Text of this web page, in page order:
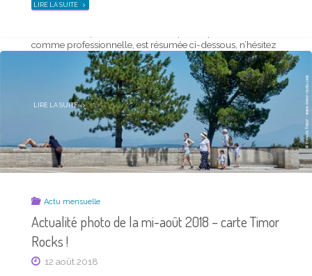
comme professionnelle, est résumée ci-dessous, n’hésitez
pas à en prendre connaissance et à suivre les liens… Ma
carte trimestrielle, ci-dessus en petit format, est aussi
téléchargeable en plus grand d’un …
LIRE LA SUITE"SAISON
TIMOR
ÉTÉ
CARTE
POSTALE
ET
NEWS
DU
TRIMESTRE"
LIRE LA SUITE"ACTUALITÉ
PHOTO
SEPTEMBRE
2018
–
CARTE
TIMOR
ROCKS !"
Actu mensuelle
Actualité photo de la mi-août 2018 – carte Timor
Rocks !
12 août 2018